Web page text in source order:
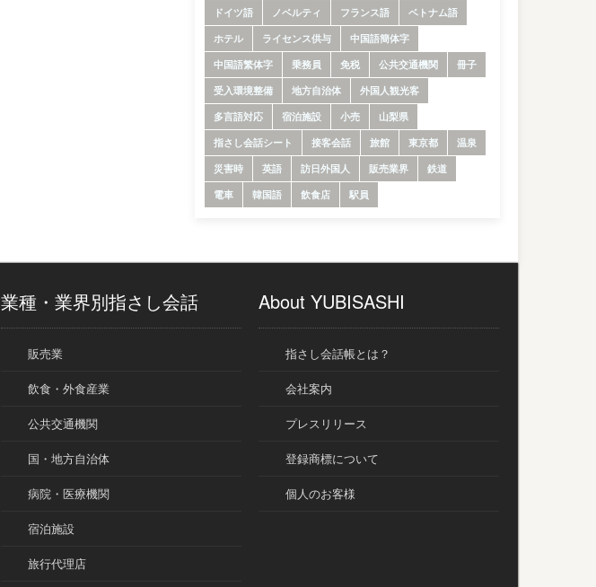
ドイツ語
ノベルティ フランス語
ベトナム語
ホテル
ライセンス供与
中国語簡体字
中国語繁体字
乗務員 免税 公共交通機関
冊子
受入環境整備
地方自治体
外国人観光客
多言語対応
宿泊施設 小売
山梨県
指さし会話シート
接客会話 旅館 東京都
温泉
災害時
英語 訪日外国人 販売業界
鉄道
電車
韓国語 飲食店 駅員
業種・業界別指さし会話
販売業
飲食・外食産業
公共交通機関
国・地方自治体
病院・医療機関
宿泊施設
旅行代理店
About YUBISASHI
指さし会話帳とは？
会社案内
プレスリリース
登録商標について
個人のお客様